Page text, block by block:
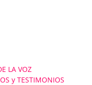
LA VOZ
y TESTIMONIOS